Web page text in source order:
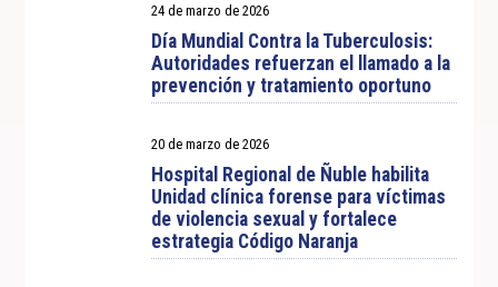
24 de marzo de 2026
Día Mundial Contra la Tuberculosis:
Autoridades refuerzan el llamado a la
prevención y tratamiento oportuno
20 de marzo de 2026
Hospital Regional de Ñuble habilita
Unidad clínica forense para víctimas
de violencia sexual y fortalece
estrategia Código Naranja